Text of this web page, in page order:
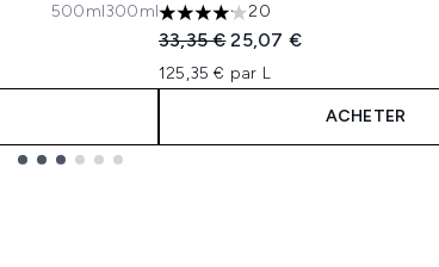
500ml300ml 4.15 étoiles sur un maximum de 5
20
Prix de vente :
33,35 €Prix ​​actuel :
25,07 €
125,35 € par L
ACHETER